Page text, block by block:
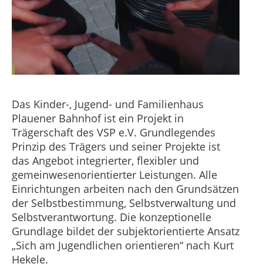
Das Kinder-, Jugend- und Familienhaus
Plauener Bahnhof ist ein Projekt in
Trägerschaft des VSP e.V. Grundlegendes
Prinzip des Trägers und seiner Projekte ist
das Angebot integrierter, flexibler und
gemeinwesenorientierter Leistungen. Alle
Einrichtungen arbeiten nach den Grundsätzen
der Selbstbestimmung, Selbstverwaltung und
Selbstverantwortung. Die konzeptionelle
Grundlage bildet der subjektorientierte Ansatz
„Sich am Jugendlichen orientieren“ nach Kurt
Hekele.
Vermietung
Datenschutz in der Beratungsstelle